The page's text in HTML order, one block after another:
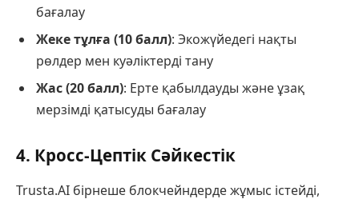
бағалау
Жеке тұлға (10 балл): Экожүйедегі нақты
рөлдер мен куәліктерді тану
Жас (20 балл): Ерте қабылдауды және ұзақ
мерзімді қатысуды бағалау
4. Кросс-Цептік Сәйкестік
Trusta.AI бірнеше блокчейндерде жұмыс істейді,